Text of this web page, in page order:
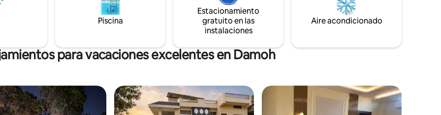
de espacios
tranquilos, una cocina
Piscina
Estacionamiento
gratuito en las
instalaciones
Aire acondicionado
para vacaciones excelentes en Damoh